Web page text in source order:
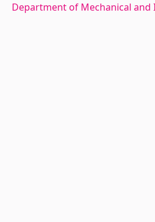
Department of Mechanical